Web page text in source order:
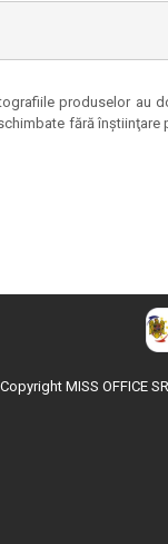
produselor au
fără înştiinţare
MISS OFFICE